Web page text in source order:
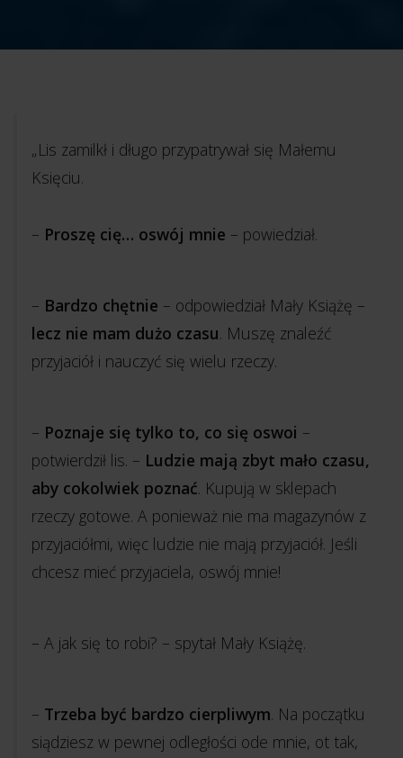
„Lis zamilkł i długo przypatrywał się Małemu
Księciu.
– Proszę cię… oswój mnie – powiedział.
– Bardzo chętnie – odpowiedział Mały Książę –
lecz nie mam dużo czasu. Muszę znaleźć
przyjaciół i nauczyć się wielu rzeczy.
– Poznaje się tylko to, co się oswoi –
potwierdził lis. – Ludzie mają zbyt mało czasu,
aby cokolwiek poznać. Kupują w sklepach
rzeczy gotowe. A ponieważ nie ma magazynów z
przyjaciółmi, więc ludzie nie mają przyjaciół. Jeśli
chcesz mieć przyjaciela, oswój mnie!
– A jak się to robi? – spytał Mały Książę.
– Trzeba być bardzo cierpliwym. Na początku
siądziesz w pewnej odległości ode mnie, ot tak,